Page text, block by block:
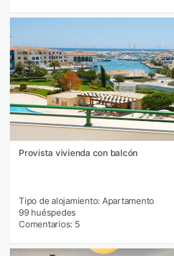
Provista vivienda con balcón
Tipo de alojamiento: Apartamento
99 huéspedes
Comentarios: 5